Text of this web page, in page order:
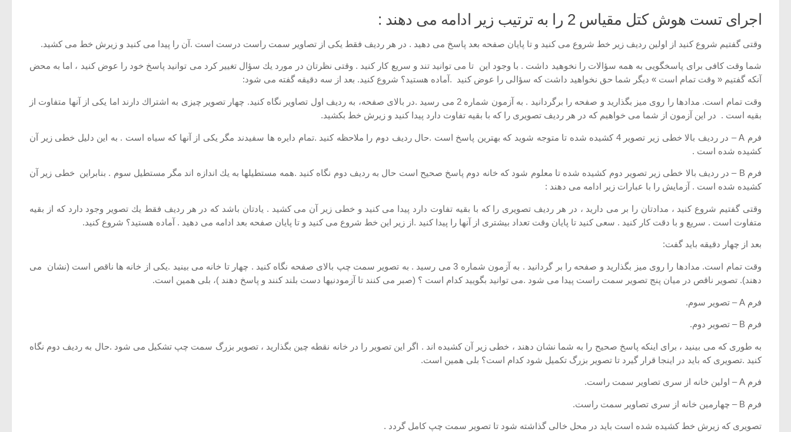
اجرای تست هوش کتل مقیاس 2 را به ترتیب زیر ادامه می دهند :
وقتی گفتیم شروع كنید از اولین ردیف زیر خط شروع می كنید و تا پایان صفحه بعد پاسخ می دهید . در هر ردیف فقط یكی از تصاویر سمت راست درست است .آن را پیدا می كنید و زیرش خط می كشید.
شما وقت كافی برای پاسخگویی به همه سؤالات را نخوهید داشت . با وجود این تا می توانید تند و سریع كار كنید . وقتی نظرتان در مورد یك سؤال تغییر كرد می توانید پاسخ خود را عوض كنید ، اما به محض
آنكه گفتیم « وقت تمام است » دیگر شما حق نخواهید داشت كه سؤالی را عوض كنید .آماده هستید؟ شروع كنید. بعد از سه دقیقه گفته می شود:
وقت تمام است. مدادها را روی میز بگذارید و صفحه را برگردانید . به آزمون شماره 2 می رسید .در بالای صفحه، به ردیف اول تصاویر نگاه كنید. چهار تصویر چیزی به اشتراك دارند اما یكی از آنها متفاوت از
بقیه است . در این آزمون از شما می خواهیم كه در هر ردیف تصویری را كه با بقیه تفاوت دارد پیدا كنید و زیرش خط بكشید.
فرم A – در ردیف بالا خطی زیر تصویر 4 كشیده شده تا متوجه شوید كه بهترین پاسخ است .حال ردیف دوم را ملاحظه كنید .تمام دایره ها سفیدند مگر یكی از آنها كه سیاه است . به این دلیل خطی زیر آن
كشیده شده است .
فرم B – در ردیف بالا خطی زیر تصویر دوم كشیده شده تا معلوم شود كه خانه دوم پاسخ صحیح است حال به ردیف دوم نگاه كنید .همه مستطیلها به یك اندازه اند مگر مستطیل سوم . بنابراین خطی زیر آن
كشیده شده است . آزمایش را با عبارات زیر ادامه می دهند :
وقتی گفتیم شروع كنید ، مدادتان را بر می دارید ، در هر ردیف تصویری را كه با بقیه تفاوت دارد پیدا می كنید و خطی زیر آن می كشید . یادتان باشد كه در هر ردیف فقط یك تصویر وجود دارد كه از بقیه
متفاوت است . سریع و با دقت كار كنید . سعی كنید تا پایان وقت تعداد بیشتری از آنها را پیدا كنید .از زیر این خط شروع می كنید و تا پایان صفحه بعد ادامه می دهید . آماده هستید؟ شروع كنید.
بعد از چهار دقیقه باید گفت:
وقت تمام است. مدادها را روی میز بگذارید و صفحه را بر گردانید . به آزمون شماره 3 می رسید . به تصویر سمت چپ بالای صفحه نگاه كنید . چهار تا خانه می بینید .یكی از خانه ها ناقص است (نشان می
دهند). تصویر ناقص در میان پنج تصویر سمت راست پیدا می شود .می توانید بگویید كدام است ؟ (صبر می كنند تا آزمودنیها دست بلند كنند و پاسخ دهند )، بلی همین است.
فرم A – تصویر سوم.
فرم B – تصویر دوم.
به طوری كه می بینید ، برای اینكه پاسخ صحیح را به شما نشان دهند ، خطی زیر آن كشیده اند . اگر این تصویر را در خانه نقطه چین بگذارید ، تصویر بزرگ سمت چپ تشكیل می شود .حال به ردیف دوم نگاه
كنید .تصویری كه باید در اینجا قرار گیرد تا تصویر بزرگ تكمیل شود كدام است؟ بلی همین است.
فرم A – اولین خانه از سری تصاویر سمت راست.
فرم B – چهارمین خانه از سری تصاویر سمت راست.
تصویری كه زیرش خط كشیده شده است باید در محل خالی گذاشته شود تا تصویر سمت چپ كامل گردد .